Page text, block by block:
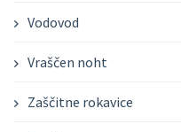
Vodovod
Vraščen noht
Zaščitne rokavice